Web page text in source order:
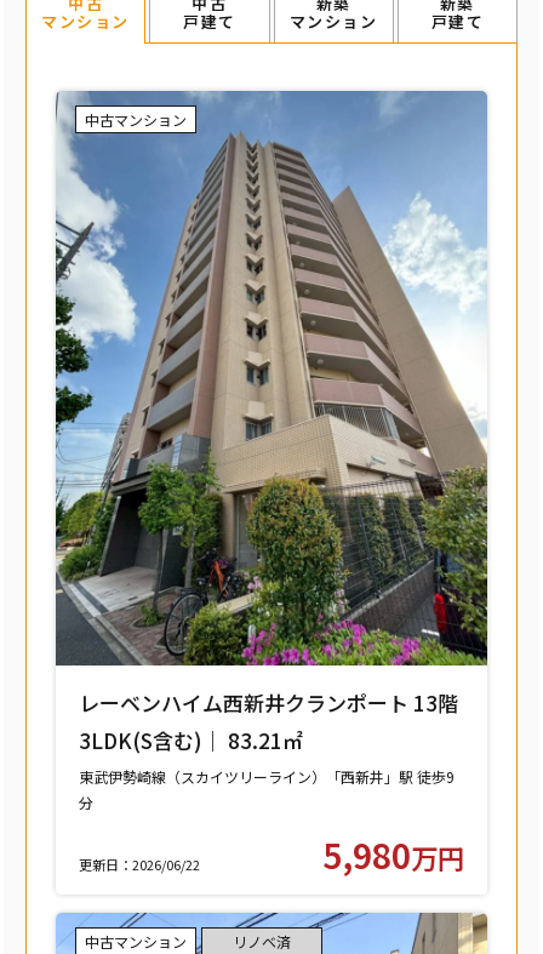
マンション 戸建て マンション 戸建て
中古マンション
レーベンハイム西新井クランポート 13階
3LDK(S含む)｜ 83.21㎡
東武伊勢崎線（スカイツリーライン）「西新井」駅 徒歩9
分
更新日：2026/06/22 5,980万円
中古マンション リノベ済